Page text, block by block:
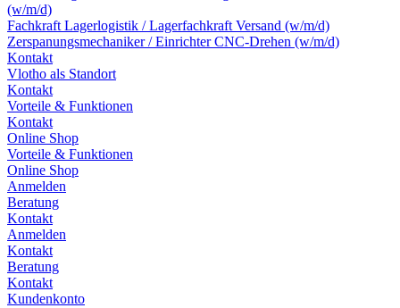
(w/m/d)
Fachkraft Lagerlogistik / Lagerfachkraft Versand (w/m/d)
Zerspanungsmechaniker / Einrichter CNC-Drehen (w/m/d)
Kontakt
Vlotho als Standort
Kontakt
Vorteile & Funktionen
Kontakt
Online Shop
Vorteile & Funktionen
Online Shop
Anmelden
Beratung
Kontakt
Anmelden
Kontakt
Beratung
Kontakt
Kundenkonto